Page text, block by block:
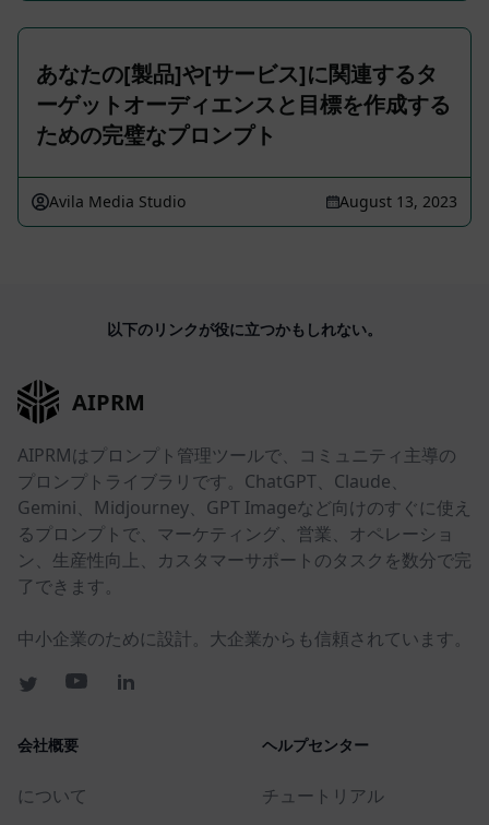
あなたの[製品]や[サービス]に関連するタ
ーゲットオーディエンスと目標を作成する
ための完璧なプロンプト
Avila Media Studio August 13, 2023
以下のリンクが役に立つかもしれない。
AIPRM
AIPRMはプロンプト管理ツールで、コミュニティ主導の
プロンプトライブラリです。ChatGPT、Claude、
Gemini、Midjourney、GPT Imageなど向けのすぐに使え
るプロンプトで、マーケティング、営業、オペレーショ
ン、生産性向上、カスタマーサポートのタスクを数分で完
了できます。
中小企業のために設計。大企業からも信頼されています。
会社概要
について
ヘルプセンター
チュートリアル